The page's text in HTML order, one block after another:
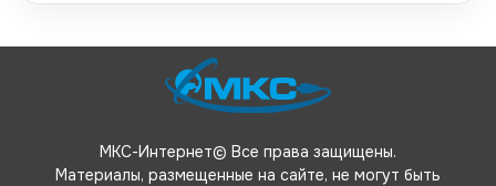
МКС-Интернет© Все права защищены.
Материалы, размещенные на сайте, не могут быть